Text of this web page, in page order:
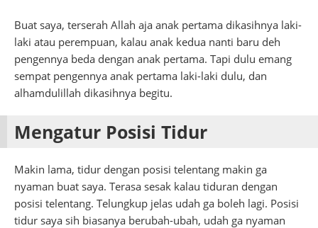
Buat saya, terserah Allah aja anak pertama dikasihnya laki-
laki atau perempuan, kalau anak kedua nanti baru deh
pengennya beda dengan anak pertama. Tapi dulu emang
sempat pengennya anak pertama laki-laki dulu, dan
alhamdulillah dikasihnya begitu.
Mengatur Posisi Tidur
Makin lama, tidur dengan posisi telentang makin ga
nyaman buat saya. Terasa sesak kalau tiduran dengan
posisi telentang. Telungkup jelas udah ga boleh lagi. Posisi
tidur saya sih biasanya berubah-ubah, udah ga nyaman